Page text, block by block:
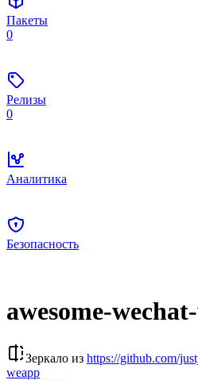
Пакеты
0
Релизы
0
Аналитика
Безопасность
awesome-
Зеркало из https://github.com/
weapp